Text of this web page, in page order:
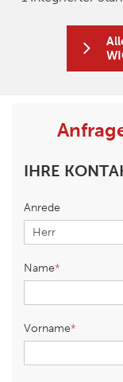
IHRE
Anrede
Name
Vorname